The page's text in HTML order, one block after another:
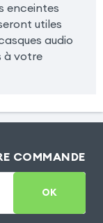
enceintes
utiles
audio
à votre
COMMANDE
OK